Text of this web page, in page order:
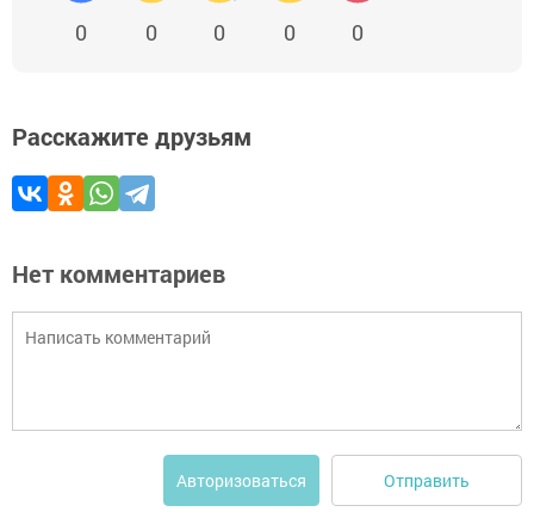
0 0 0 0 0
Расскажите друзьям
Нет комментариев
Авторизоваться Отправить